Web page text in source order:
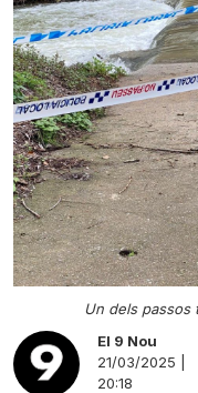
Un dels passos
El 9 Nou
21/03/2025 |
20:18